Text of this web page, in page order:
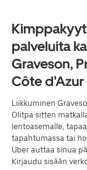
palveluita
Graveson,
Côte d'Azur
Liikkuminen
Olitpa sitten
lentoasemalle,
tapahtumassa tai
Uber auttaa sinua
Kirjaudu sisään